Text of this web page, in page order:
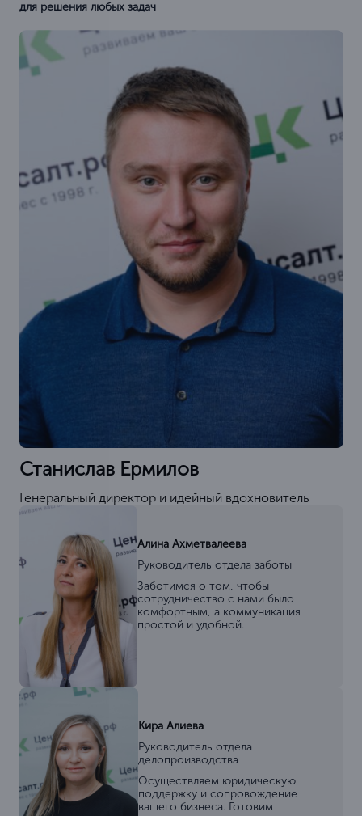
для решения любых задач
Станислав Ермилов
Генеральный директор и идейный вдохновитель
Алина Ахметвалеева
Руководитель отдела заботы
Заботимся о том, чтобы
сотрудничество с нами было
комфортным, а коммуникация
простой и удобной.
Кира Алиева
Руководитель отдела
делопроизводства
Осуществляем юридическую
поддержку и сопровождение
вашего бизнеса. Готовим